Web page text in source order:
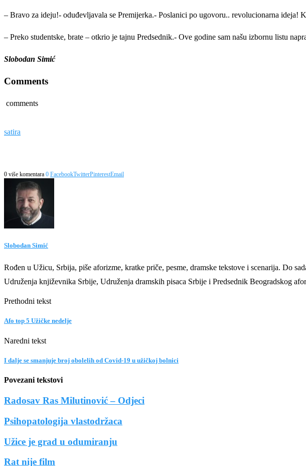
– Bravo za ideju!- oduđevljavala se Premijerka.- Poslanici po ugovoru.. revolucionarna ideja!
– Preko studentske, brate – otkrio je tajnu Predsednik.- Ove godine sam našu izbornu listu
Slobodan Simić
Comments
comments
satira
0 više komentara 0 FacebookTwitterPinterestEmail
Slobodan Simić
Rođen u Užicu, Srbija, piše aforizme, kratke priče, pesme, dramske tekstove i scenarija. Do
Udruženja književnika Srbije, Udruženja dramskih pisaca Srbije i Predsednik Beogradskog
Prethodni tekst
Afo top 5 Užičke nedelje
Naredni tekst
I dalje se smanjuje broj obolelih od Covid-19 u užičkoj bolnici
Povezani tekstovi
Radosav Ras Milutinović – Odjeci
Psihopatologija vlastodržaca
Užice je grad u odumiranju
Rat nije film